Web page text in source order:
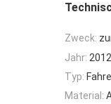
Zweck:
Jahr: 2012
Typ:
Material: